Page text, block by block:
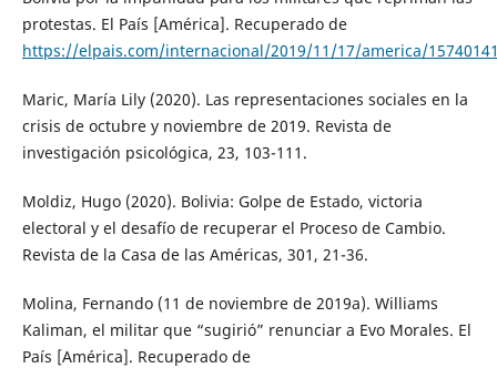
protestas. El País [América]. Recuperado de
https://elpais.com/internacional/2019/11/17/america/
Maric, María Lily (2020). Las representaciones sociales en la
crisis de octubre y noviembre de 2019. Revista de
investigación psicológica, 23, 103-111.
Moldiz, Hugo (2020). Bolivia: Golpe de Estado, victoria
electoral y el desafío de recuperar el Proceso de Cambio.
Revista de la Casa de las Américas, 301, 21-36.
Molina, Fernando (11 de noviembre de 2019a). Williams
Kaliman, el militar que “sugirió” renunciar a Evo Morales. El
País [América]. Recuperado de